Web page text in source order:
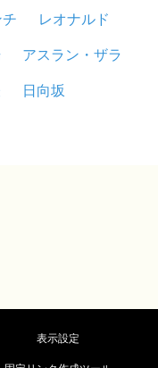
レオナルド
アスラン・ザラ
日向坂
表示設定